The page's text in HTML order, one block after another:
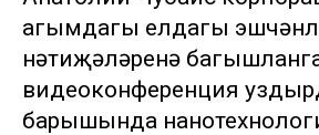
агымдагы елдагы
нәтиҗәләренә
видеоконференция
барышында